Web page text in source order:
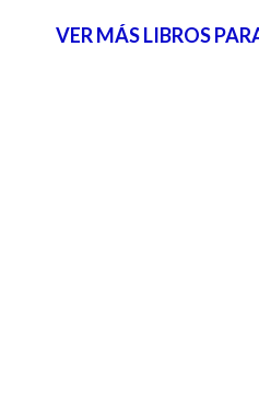
VER MÁS LIBROS